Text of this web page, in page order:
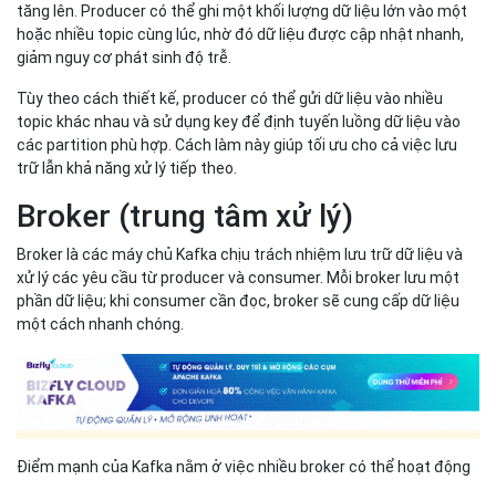
tăng lên. Producer có thể ghi một khối lượng dữ liệu lớn vào một
hoặc nhiều topic cùng lúc, nhờ đó dữ liệu được cập nhật nhanh,
giảm nguy cơ phát sinh độ trễ.
Tùy theo cách thiết kế, producer có thể gửi dữ liệu vào nhiều
topic khác nhau và sử dụng key để định tuyến luồng dữ liệu vào
các partition phù hợp. Cách làm này giúp tối ưu cho cả việc lưu
trữ lẫn khả năng xử lý tiếp theo.
Broker (trung tâm xử lý)
Broker là các máy chủ Kafka chịu trách nhiệm lưu trữ dữ liệu và
xử lý các yêu cầu từ producer và consumer. Mỗi broker lưu một
phần dữ liệu; khi consumer cần đọc, broker sẽ cung cấp dữ liệu
một cách nhanh chóng.
Điểm mạnh của Kafka nằm ở việc nhiều broker có thể hoạt động